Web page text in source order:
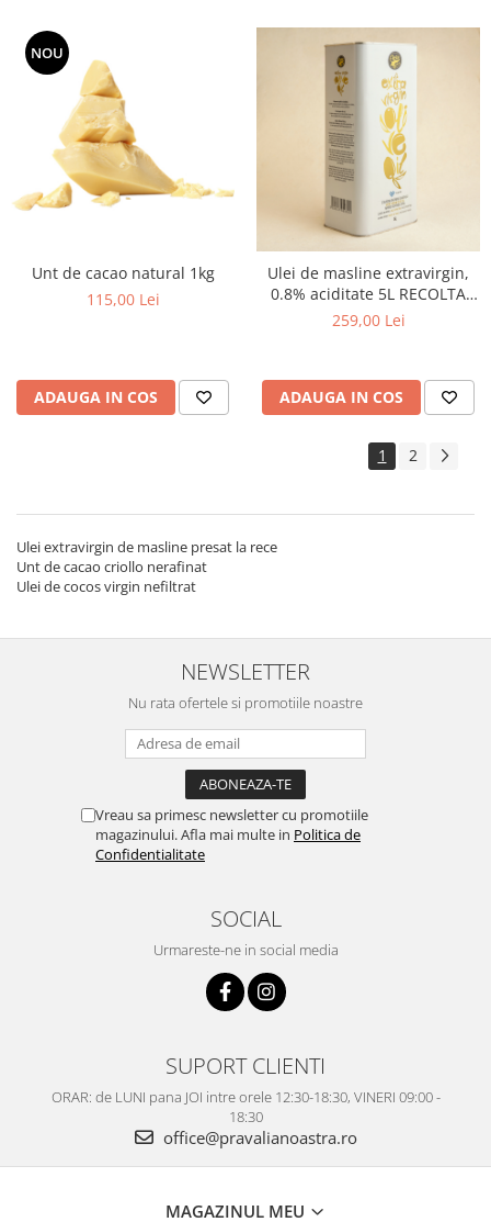
NOU
Unt de cacao natural 1kg
115,00 Lei
ADAUGA IN COS
Ulei de masline extravirgin,
0.8% aciditate 5L RECOLTA
NOUA
259,00 Lei
ADAUGA IN COS
1 2
Ulei extravirgin de masline presat la rece
Unt de cacao criollo nerafinat
Ulei de cocos virgin nefiltrat
NEWSLETTER
Nu rata ofertele si promotiile noastre
Vreau sa primesc newsletter cu promotiile
magazinului. Afla mai multe in Politica de
Confidentialitate
SOCIAL
Urmareste-ne in social media
SUPORT CLIENTI
ORAR: de LUNI pana JOI intre orele 12:30-18:30, VINERI 09:00 -
18:30
office@pravalianoastra.ro
MAGAZINUL MEU